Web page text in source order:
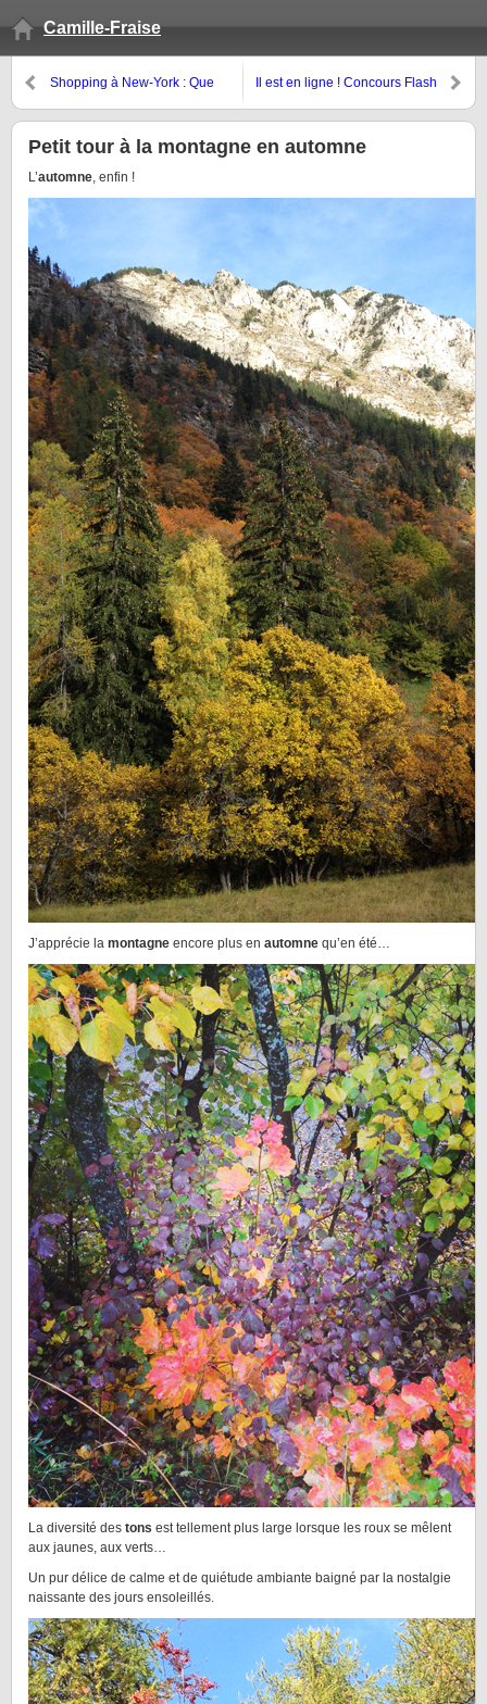
Camille-Fraise
Shopping à New-York : Que
Il est en ligne ! Concours Flash
Petit tour à la montagne en automne
L’automne, enfin !
J’apprécie la montagne encore plus en automne qu’en été…
La diversité des tons est tellement plus large lorsque les roux se mêlent
aux jaunes, aux verts…
Un pur délice de calme et de quiétude ambiante baigné par la nostalgie
naissante des jours ensoleillés.